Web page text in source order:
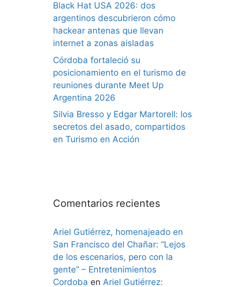
Black Hat USA 2026: dos
argentinos descubrieron cómo
hackear antenas que llevan
internet a zonas aisladas
Córdoba fortaleció su
posicionamiento en el turismo de
reuniones durante Meet Up
Argentina 2026
Silvia Bresso y Edgar Martorell: los
secretos del asado, compartidos
en Turismo en Acción
Comentarios recientes
Ariel Gutiérrez, homenajeado en
San Francisco del Chañar: “Lejos
de los escenarios, pero con la
gente” – Entretenimientos
Cordoba en Ariel Gutiérrez: